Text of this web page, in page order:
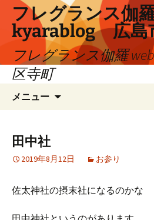
ツ
フレグランス伽
kyarablog 広島
フレグランス伽羅
区寺町
メニュー
田中社
2019年8月12日 お参り
佐太神社の摂末社になるのかな